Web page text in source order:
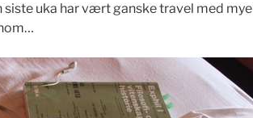
siste uka har vært ganske travel med mye